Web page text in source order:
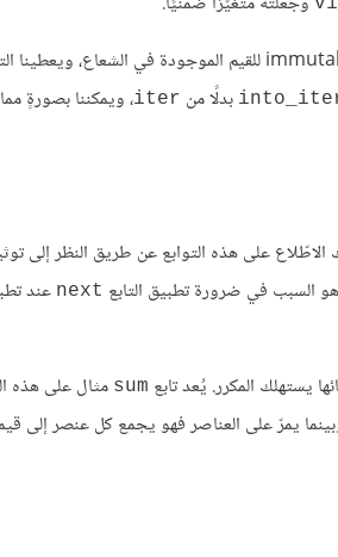
بدلًا من iter، ويمكننا بصورةٍ
الاطّلاع على هذه التوابع عن طريق النظر إلى
السبب في ضرورة تطبيق التابع next عند
sum مثال على هذه
يمرّ على العناصر فهو يجمع كل عنصر إلى